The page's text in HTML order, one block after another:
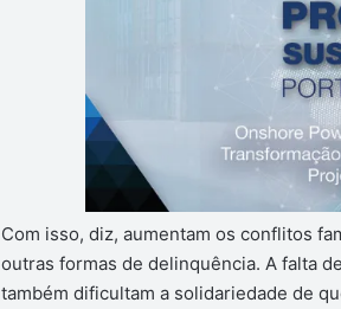
Com isso, diz, aumentam os conflitos
outras formas de delinquência. A falta
também dificultam a solidariedade de